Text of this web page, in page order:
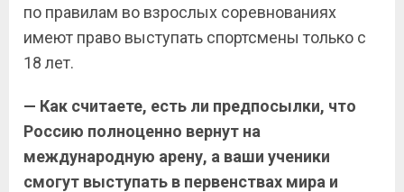
по правилам во взрослых соревнованиях
имеют право выступать спортсмены только с
18 лет.
— Как считаете, есть ли предпосылки, что
Россию полноценно вернут на
международную арену, а ваши ученики
смогут выступать в первенствах мира и